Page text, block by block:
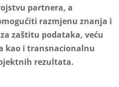
partnera, a
razmjenu znanja i
zaštitu podataka, veću
kao i transnacionalnu
rezultata.